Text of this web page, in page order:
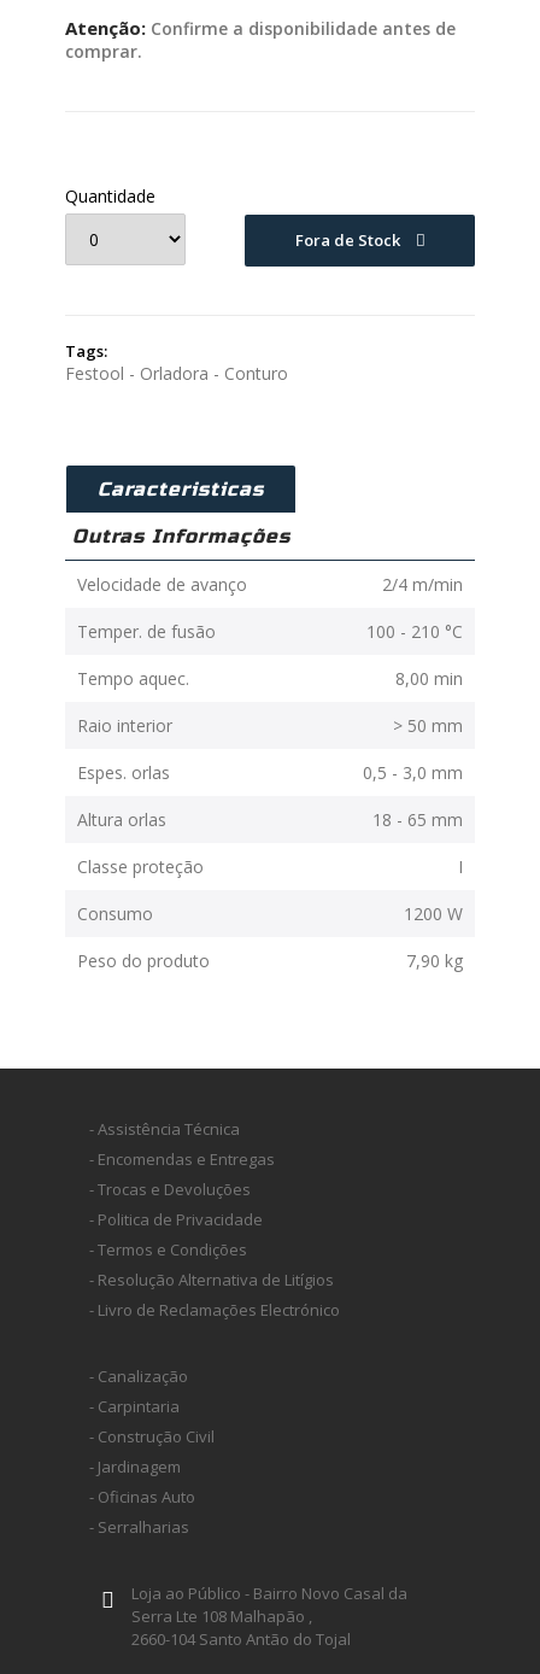
Atenção: Confirme a disponibilidade antes de
comprar.
Quantidade
Fora de Stock
Tags:
Festool - Orladora - Conturo
Caracteristicas
Outras Informações
Velocidade de avanço 2/4 m/min
Temper. de fusão 100 - 210 °C
Tempo aquec. 8,00 min
Raio interior > 50 mm
Espes. orlas 0,5 - 3,0 mm
Altura orlas 18 - 65 mm
Classe proteção I
Consumo 1200 W
Peso do produto 7,90 kg
- Assistência Técnica
- Encomendas e Entregas
- Trocas e Devoluções
- Politica de Privacidade
- Termos e Condições
- Resolução Alternativa de Litígios
- Livro de Reclamações Electrónico
- Canalização
- Carpintaria
- Construção Civil
- Jardinagem
- Oficinas Auto
- Serralharias
Loja ao Público - Bairro Novo Casal da
Serra Lte 108 Malhapão ,
2660-104 Santo Antão do Tojal